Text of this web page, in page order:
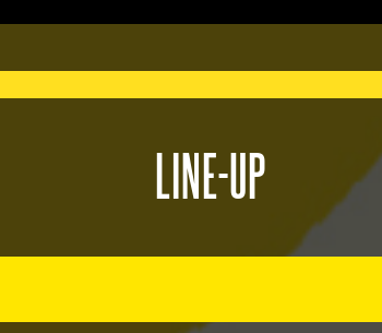
LINE-UP